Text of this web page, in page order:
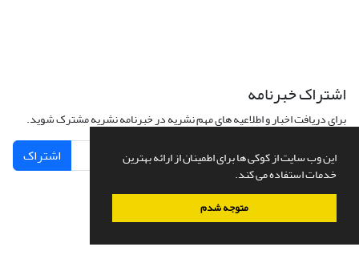
این وب سایت از کوکی ها برای اطمینان از ارائه بهترین
خدمات استفاده می کند.
متوجه شدم
اشتراک خبرنامه
برای دریافت اخبار و اطلاعیه های مهم نشریه در خبرنامه نشریه مشترک شوید.
اشتراک
سامانه مدیریت نشریات علمی.طراحی و پیاده سازی ازسیناوب